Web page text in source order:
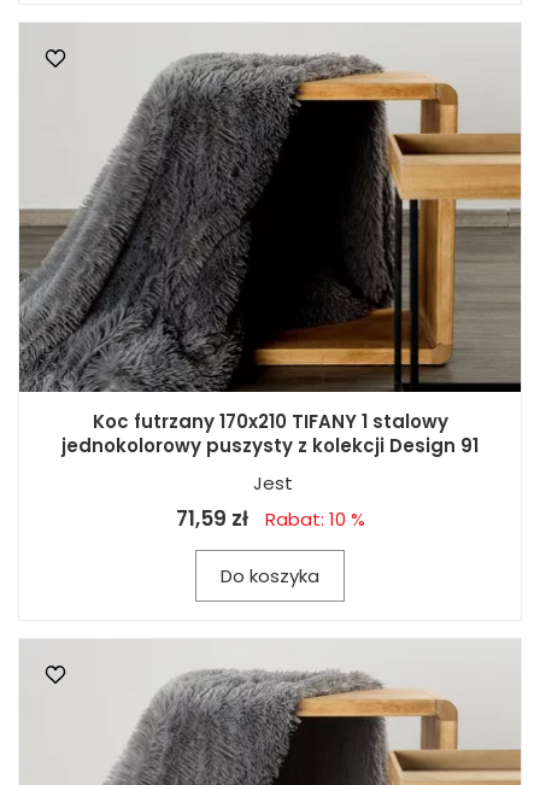
Koc futrzany 170x210 TIFANY 1 stalowy
jednokolorowy puszysty z kolekcji Design 91
Jest
71,59 zł Rabat: 10 %
Do koszyka